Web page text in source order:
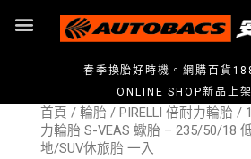
春季換胎好時機。網購百貨
ONLINE SHOP新品上架
首頁 / 輪胎 / PIRELLI 倍耐力輪胎 /
力輪胎 S-VEAS 蠍胎 – 235/50/18
地/SUV休旅胎 一入